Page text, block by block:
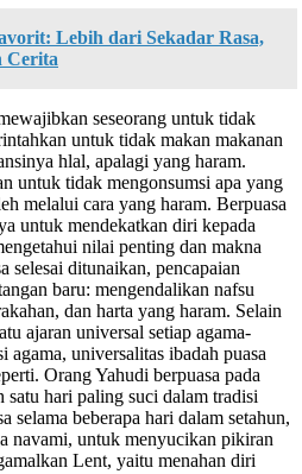
Lebih dari Sekadar Rasa,
Cerita
seseorang untuk tidak
untuk tidak makan makanan
hlal, apalagi yang haram.
untuk tidak mengonsumsi apa yang
melalui cara yang haram. Berpuasa
untuk mendekatkan diri kepada
nilai penting dan makna
selesai ditunaikan, pencapaian
baru: mengendalikan nafsu
dan harta yang haram. Selain
ajaran universal setiap agama-
agama, universalitas ibadah puasa
Orang Yahudi berpuasa pada
hari paling suci dalam tradisi
selama beberapa hari dalam setahun,
navami, untuk menyucikan pikiran
Lent, yaitu menahan diri